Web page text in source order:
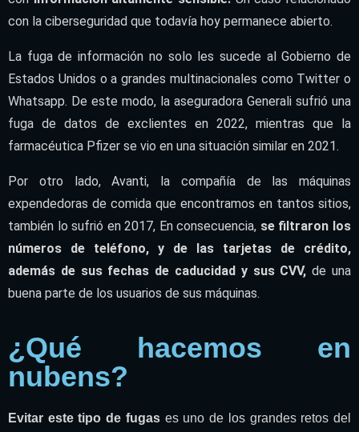
con la ciberseguridad que todavía hoy permanece abierto.
La fuga de información no solo les sucede al Gobierno de
Estados Unidos o a grandes multinacionales como Twitter o
Whatsapp. De este modo, la aseguradora Generali sufrió una
fuga de datos de exclientes en 2022, mientras que la
farmacéutica Pfizer se vio en una situación similar en 2021.
Por otro lado, Avanti, la compañía de las máquinas
expendedoras de comida que encontramos en tantos sitios,
también lo sufrió en 2017, En consecuencia, se filtraron los
números de teléfono, y de las tarjetas de crédito,
además de sus fechas de caducidad y sus CVV, de una
buena parte de los usuarios de sus máquinas.
¿Qué hacemos en
nubens?
Evitar este tipo de fugas es uno de los grandes retos del